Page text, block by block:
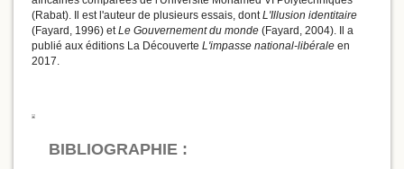
(Rabat). Il est l'auteur de plusieurs essais, dontL'Illusion identitaire
(Fayard, 1996) etLe Gouvernement du monde (Fayard, 2004). Il a
publié aux éditions La Découverte L'impasse national-libérale en
2017.
BIBLIOGRAPHIE :